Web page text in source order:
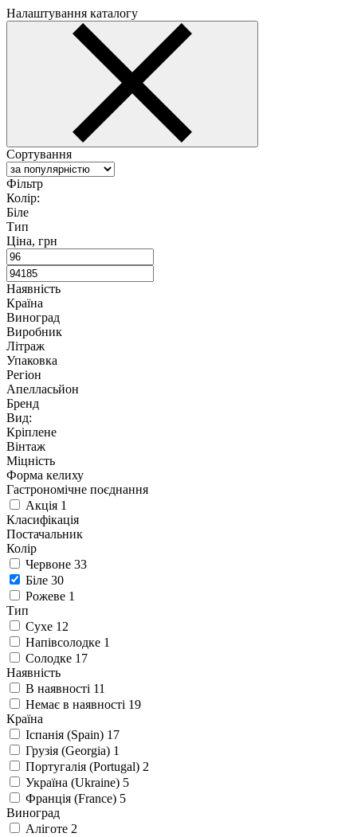
Налаштування каталогу
Сортування
Фільтр
Колір:
Біле
Тип
Ціна, грн
Наявність
Країна
Виноград
Виробник
Літраж
Упаковка
Регіон
Апелласьйон
Бренд
Вид:
Кріплене
Вінтаж
Міцність
Форма келиху
Гастрономічне поєднання
Акція 1
Класифікація
Постачальник
Колір
Червоне 33
Біле 30
Рожеве 1
Тип
Сухе 12
Напівсолодке 1
Солодке 17
Наявність
В наявності 11
Немає в наявності 19
Країна
Іспанія (Spain) 17
Грузія (Georgia) 1
Португалія (Portugal) 2
Україна (Ukraine) 5
Франція (France) 5
Виноград
Аліготе 2